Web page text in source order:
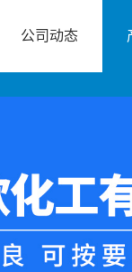
公司动态